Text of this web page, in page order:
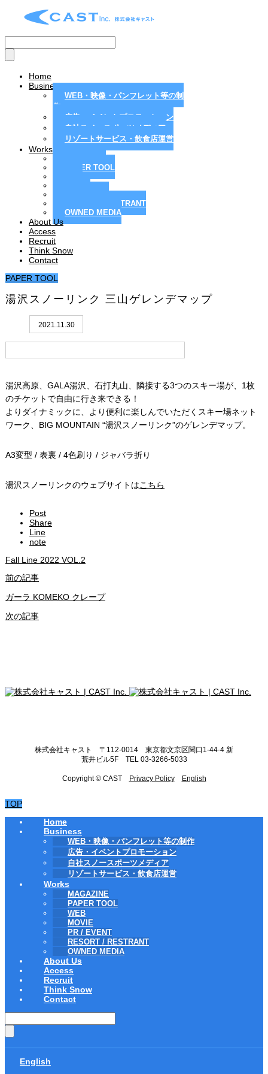
Home
Business
WEB・映像・パンフレット等の制
作
広告・イベントプロモーション
自社スノースポーツメディア
リゾートサービス・飲食店運営
Works
PAPER TOOL
RESORT / RESTRANT
OWNED MEDIA
About Us
Access
Recruit
Think Snow
Contact
PAPER TOOL
湯沢スノーリンク 三山ゲレンデマップ
2021.11.30
湯沢高原、GALA湯沢、石打丸山、隣接する3つのスキー場が、1枚
のチケットで自由に行き来できる！
よりダイナミックに、より便利に楽しんでいただくスキー場ネット
ワーク、BIG MOUNTAIN “湯沢スノーリンク”のゲレンデマップ。
A3変型 / 表裏 / 4色刷り / ジャバラ折り
湯沢スノーリンクのウェブサイトはこちら
Post
Share
Line
note
Fall Line 2022 VOL.2
前の記事
ガーラ KOMEKO クレープ
次の記事
株式会社キャスト 〒112-0014 東京都文京区関口1-44-4 新
荒井ビル5F TEL 03-3266-5033
Copyright © CAST Privacy Policy English
TOP
Home
Business
WEB・映像・パンフレット等の制作
広告・イベントプロモーション
自社スノースポーツメディア
リゾートサービス・飲食店運営
Works
MAGAZINE
PAPER TOOL
WEB
MOVIE
PR / EVENT
RESORT / RESTRANT
OWNED MEDIA
About Us
Access
Recruit
Think Snow
Contact
English